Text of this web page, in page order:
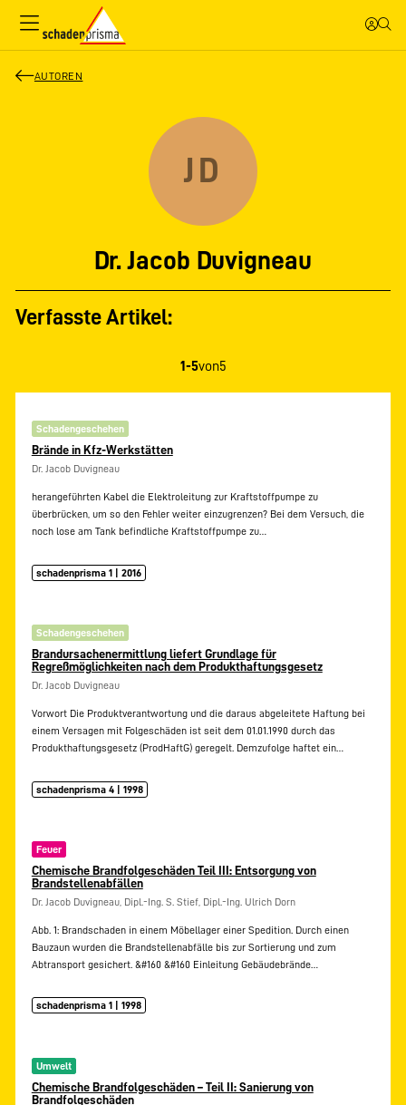
AUTOREN
JD
Dr. Jacob Duvigneau
Verfasste Artikel:
1-5von5
Schadengeschehen
Brände in Kfz-Werkstätten
Dr. Jacob Duvigneau
herangeführten Kabel die Elektroleitung zur Kraftstoffpumpe zu
überbrücken, um so den Fehler weiter einzugrenzen? Bei dem Versuch, die
noch lose am Tank befindliche Kraftstoffpumpe zu…
schadenprisma 1 | 2016
Schadengeschehen
Brandursachenermittlung liefert Grundlage für
Regreßmöglichkeiten nach dem Produkthaftungsgesetz
Dr. Jacob Duvigneau
Vorwort Die Produktverantwortung und die daraus abgeleitete Haftung bei
einem Versagen mit Folgeschäden ist seit dem 01.01.1990 durch das
Produkthaftungsgesetz (ProdHaftG) geregelt. Demzufolge haftet ein…
schadenprisma 4 | 1998
Feuer
Chemische Brandfolgeschäden Teil III: Entsorgung von
Brandstellenabfällen
Dr. Jacob Duvigneau, Dipl.-Ing. S. Stief, Dipl.-Ing. Ulrich Dorn
Abb. 1: Brandschaden in einem Möbellager einer Spedition. Durch einen
Bauzaun wurden die Brandstellenabfälle bis zur Sortierung und zum
Abtransport gesichert. &#160 &#160 Einleitung Gebäudebrände…
schadenprisma 1 | 1998
Umwelt
Chemische Brandfolgeschäden – Teil II: Sanierung von
Brandfolgeschäden